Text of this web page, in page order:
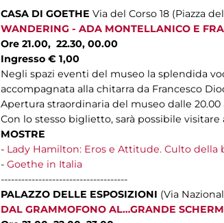
CASA DI GOETHE Via del Corso 18 (Piazza
WANDERING - ADA MONTELLANICO E
Ore 21.00, 22.30, 00.00
Ingresso € 1,00
Negli spazi eventi del museo la splendida
accompagnata alla chitarra da Francesco
Apertura straordinaria del museo dalle 20.00
Con lo stesso biglietto, sarà possibile
MOSTRE
- Lady Hamilton: Eros e Attitude. Culto della
- Goethe in Italia
-------------------------------------
PALAZZO DELLE ESPOSIZIONI (Via
DAL GRAMMOFONO AL…GRANDE